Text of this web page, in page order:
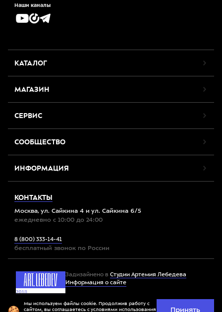
Наши каналы
КАТАЛОГ
МАГАЗИН
СЕРВИС
СООБЩЕСТВО
ИНФОРМАЦИЯ
КОНТАКТЫ
Москва, ул. Сайкина 4 и ул. Сайкина 6/5
ежедневно с 10:00 до 24:00
8 (800) 333-14-41
бесплатный звонок по России
Задизайнено в Студии Артемия Лебедева
Информация о сайте
Все права защищены. 2012-2026 © Спорт-Марафон
Мы используем файлы cookie. Продолжив работу с
сайтом, вы соглашаетесь с условиями использования Принять